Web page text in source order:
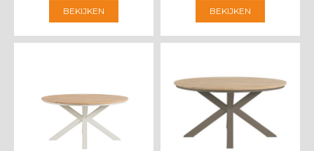
BEKIJKEN BEKIJKEN